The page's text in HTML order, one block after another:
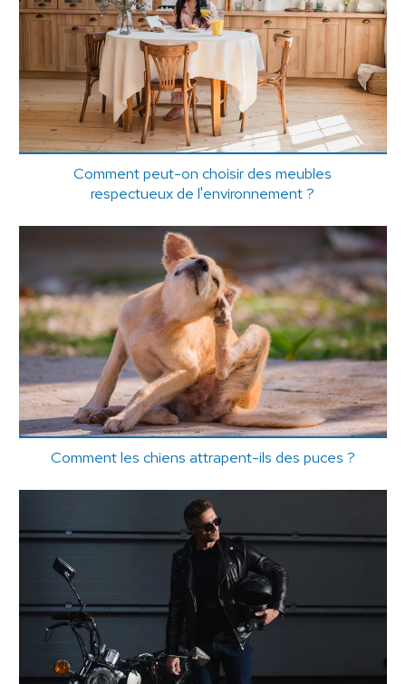
Comment peut-on choisir des meubles
respectueux de l'environnement ?
Comment les chiens attrapent-ils des puces ?